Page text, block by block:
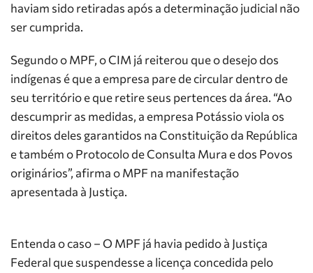
haviam sido retiradas após a determinação judicial não
ser cumprida.
Segundo o MPF, o CIM já reiterou que o desejo dos
indígenas é que a empresa pare de circular dentro de
seu território e que retire seus pertences da área. “Ao
descumprir as medidas, a empresa Potássio viola os
direitos deles garantidos na Constituição da República
e também o Protocolo de Consulta Mura e dos Povos
originários”, afirma o MPF na manifestação
apresentada à Justiça.
Entenda o caso – O MPF já havia pedido à Justiça
Federal que suspendesse a licença concedida pelo